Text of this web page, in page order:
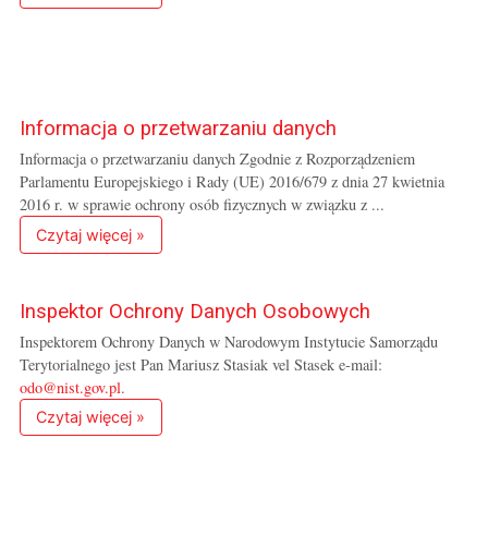
Informacja o przetwarzaniu danych
Informacja o przetwarzaniu danych Zgodnie z Rozporządzeniem
Parlamentu Europejskiego i Rady (UE) 2016/679 z dnia 27 kwietnia
2016 r. w sprawie ochrony osób fizycznych w związku z ...
Czytaj więcej »
Inspektor Ochrony Danych Osobowych
Inspektorem Ochrony Danych w Narodowym Instytucie Samorządu
Terytorialnego jest Pan Mariusz Stasiak vel Stasek e-mail:
odo@nist.gov.pl.
Czytaj więcej »